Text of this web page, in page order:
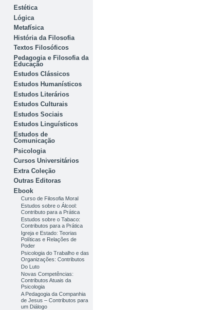
Estética
Lógica
Metafísica
História da Filosofia
Textos Filosóficos
Pedagogia e Filosofia da
Educação
Estudos Clássicos
Estudos Humanísticos
Estudos Literários
Estudos Culturais
Estudos Sociais
Estudos Linguísticos
Estudos de
Comunicação
Psicologia
Cursos Universitários
Extra Coleção
Outras Editoras
Ebook
Curso de Filosofia Moral
Estudos sobre o Álcool:
Contributo para a Prática
Estudos sobre o Tabaco:
Contributos para a Prática
Igreja e Estado: Teorias
Políticas e Relações de
Poder
Psicologia do Trabalho e das
Organizações: Contributos
Do Luto
Novas Competências:
Contributos Atuais da
Psicologia
A Pedagogia da Companhia
de Jesus – Contributos para
um Diálogo